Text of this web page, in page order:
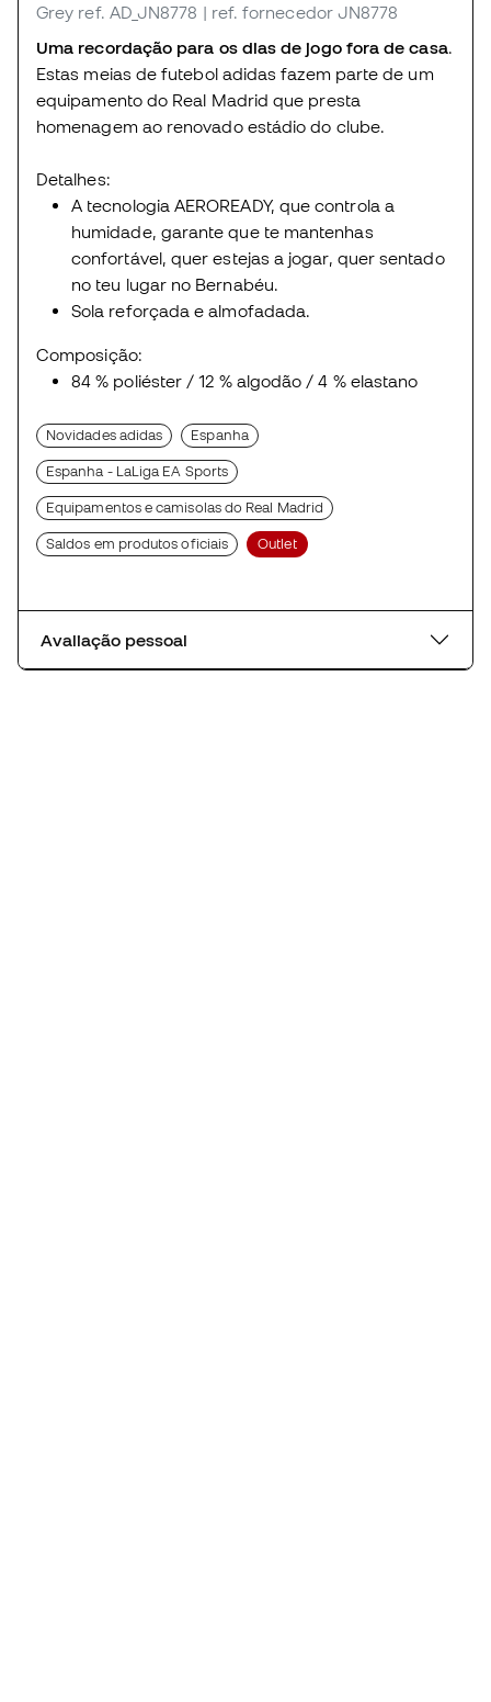
Grey ref. AD_JN8778 | ref. fornecedor JN8778
Uma recordação para os dias de jogo fora de casa.
Estas meias de futebol adidas fazem parte de um
equipamento do Real Madrid que presta
homenagem ao renovado estádio do clube.
Detalhes:
A tecnologia AEROREADY, que controla a
humidade, garante que te mantenhas
confortável, quer estejas a jogar, quer sentado
no teu lugar no Bernabéu.
Sola reforçada e almofadada.
Composição:
84 % poliéster / 12 % algodão / 4 % elastano
Novidades adidas Espanha
Espanha - LaLiga EA Sports
Equipamentos e camisolas do Real Madrid
Saldos em produtos oficiais Outlet
Avaliação pessoal